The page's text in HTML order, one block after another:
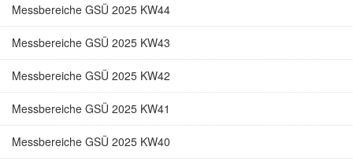
Messbereiche GSÜ 2025 KW44
Messbereiche GSÜ 2025 KW43
Messbereiche GSÜ 2025 KW42
Messbereiche GSÜ 2025 KW41
Messbereiche GSÜ 2025 KW40